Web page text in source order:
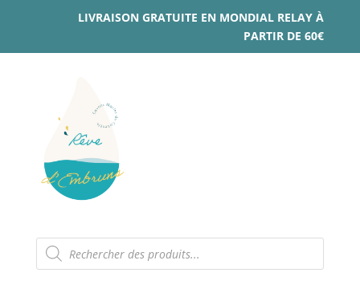
LIVRAISON GRATUITE EN MONDIAL RELAY À
PARTIR DE 60€
Recherche
de
produits